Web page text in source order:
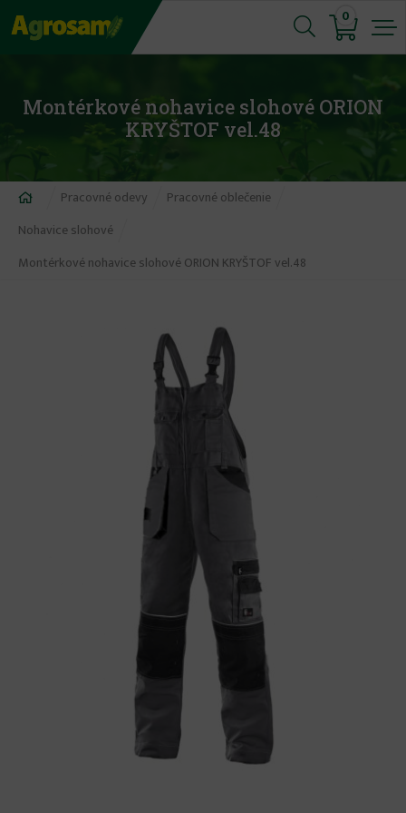
Jump
to
0
Montérkové nohavice slohové ORION
KRYŠTOF vel.48
Nachádzate
sa
tu
Pracovné odevy
Pracovné oblečenie
Nohavice slohové
Montérkové nohavice slohové ORION KRYŠTOF vel.48